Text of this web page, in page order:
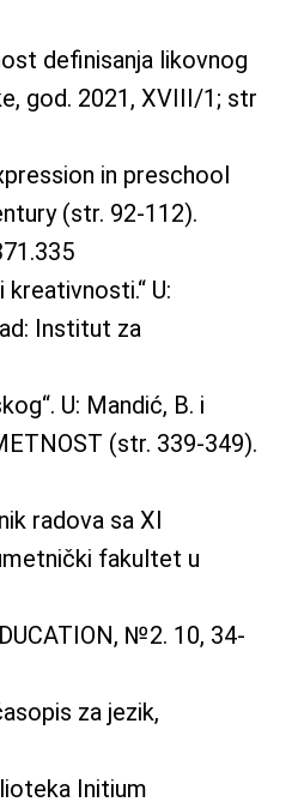
definisanja likovnog
god. 2021, XVIII/1; str
in preschool
(str. 92-112).
U:
Institut za
U: Mandić, B. i
(str. 339-349).
radova sa XI
fakultet u
№2. 10, 34-
za jezik,
Initium